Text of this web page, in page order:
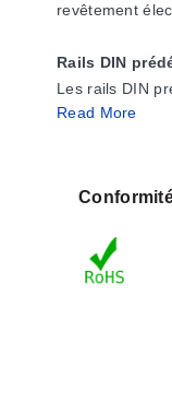
revêtement
Rails DIN
Les rails DIN
de large, soit
Les supports
Read More